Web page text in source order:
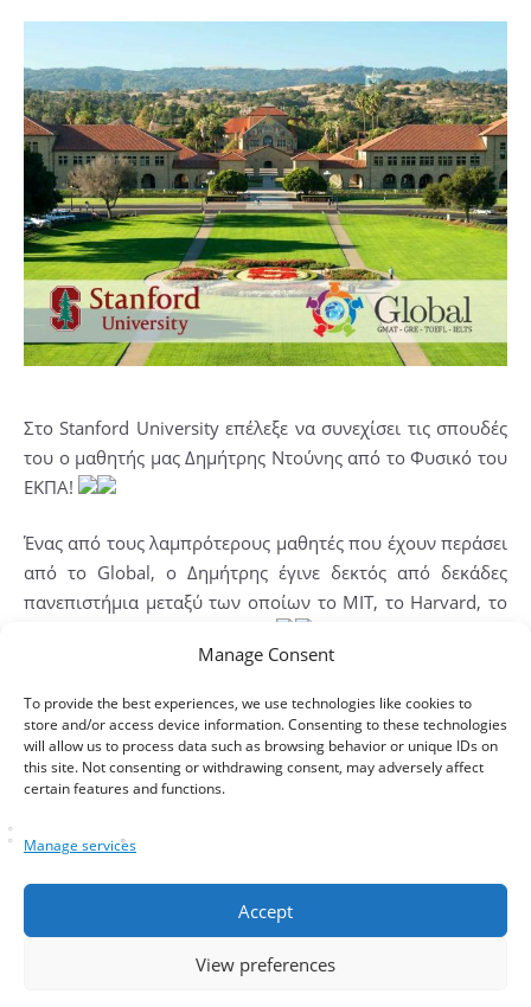
Manage Consent
To provide the best experiences, we use technologies like cookies to
store and/or access device information. Consenting to these technologies
will allow us to process data such as browsing behavior or unique IDs on
this site. Not consenting or withdrawing consent, may adversely affect
certain features and functions.
Manage services
Accept
View preferences
Στο Stanford University επέλεξε να συνεχίσει τις σπουδές
του ο μαθητής μας Δημήτρης Ντούνης από το Φυσικό του
ΕΚΠΑ!
Ένας από τους λαμπρότερους μαθητές που έχουν περάσει
από το Global, ο Δημήτρης έγινε δεκτός από δεκάδες
πανεπιστήμια μεταξύ των οποίων το MIT, το Harvard, το
τις αιτήσεις για την Αμερική στο Global Prep
https://globalprep.gr/gre
— atStanford University.
tagsPhD,stanford